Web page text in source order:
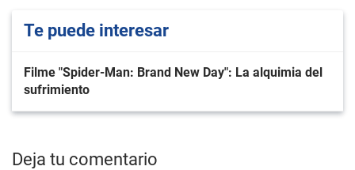
Te puede interesar
Filme "Spider-Man: Brand New Day": La alquimia del
sufrimiento
Deja tu comentario